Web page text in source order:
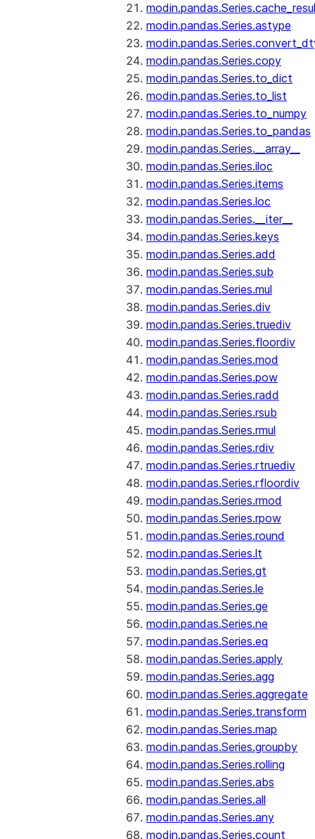
modin.pandas.Series.astype
modin.pandas.Series.copy
modin.pandas.Series.to_dict
modin.pandas.Series.to_list
modin.pandas.Series.to_numpy
modin.pandas.Series.to_pandas
modin.pandas.Series.__array__
modin.pandas.Series.iloc
modin.pandas.Series.items
modin.pandas.Series.loc
modin.pandas.Series.__iter__
modin.pandas.Series.keys
modin.pandas.Series.add
modin.pandas.Series.sub
modin.pandas.Series.mul
modin.pandas.Series.div
modin.pandas.Series.truediv
modin.pandas.Series.floordiv
modin.pandas.Series.mod
modin.pandas.Series.pow
modin.pandas.Series.radd
modin.pandas.Series.rsub
modin.pandas.Series.rmul
modin.pandas.Series.rdiv
modin.pandas.Series.rtruediv
modin.pandas.Series.rfloordiv
modin.pandas.Series.rmod
modin.pandas.Series.rpow
modin.pandas.Series.round
modin.pandas.Series.lt
modin.pandas.Series.gt
modin.pandas.Series.le
modin.pandas.Series.ge
modin.pandas.Series.ne
modin.pandas.Series.eq
modin.pandas.Series.apply
modin.pandas.Series.agg
modin.pandas.Series.aggregate
modin.pandas.Series.transform
modin.pandas.Series.map
modin.pandas.Series.groupby
modin.pandas.Series.rolling
modin.pandas.Series.abs
modin.pandas.Series.all
modin.pandas.Series.any
modin.pandas.Series.count